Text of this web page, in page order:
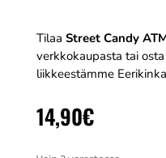
Tilaa Street Candy
verkkokaupasta tai
liikkeestämme
14,90€